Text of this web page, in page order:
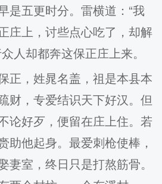
是五更时分。雷横道：“我
庄上，讨些点心吃了，却解
人却都奔这保正庄上来。
正，姓晁名盖，祖是本县本
财，专爱结识天下好汉。但
论好歹，便留在庄上住。若
助他起身。最爱刺枪使棒，
妻室，终日只是打熬筋骨。